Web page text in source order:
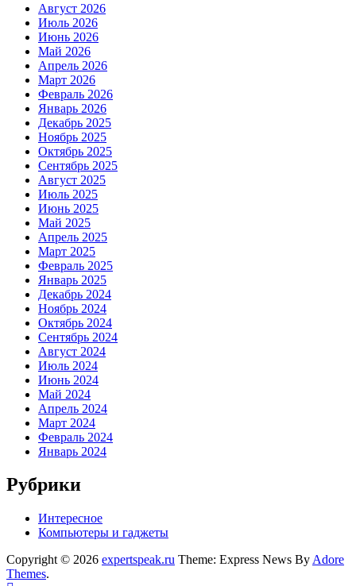
Август 2026
Июль 2026
Июнь 2026
Май 2026
Апрель 2026
Март 2026
Февраль 2026
Январь 2026
Декабрь 2025
Ноябрь 2025
Октябрь 2025
Сентябрь 2025
Август 2025
Июль 2025
Июнь 2025
Май 2025
Апрель 2025
Март 2025
Февраль 2025
Январь 2025
Декабрь 2024
Ноябрь 2024
Октябрь 2024
Сентябрь 2024
Август 2024
Июль 2024
Июнь 2024
Май 2024
Апрель 2024
Март 2024
Февраль 2024
Январь 2024
Рубрики
Интересное
Компьютеры и гаджеты
Copyright © 2026 expertspeak.ru Theme: Express News By Adore
Themes.